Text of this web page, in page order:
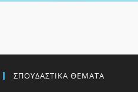
ΣΠΟΥΔΑΣΤΙΚΑ ΘΕΜΑΤΑ